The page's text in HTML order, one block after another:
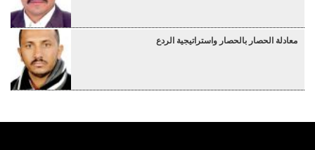
معادلة الحصار بالحصار واستراتيجية الردع